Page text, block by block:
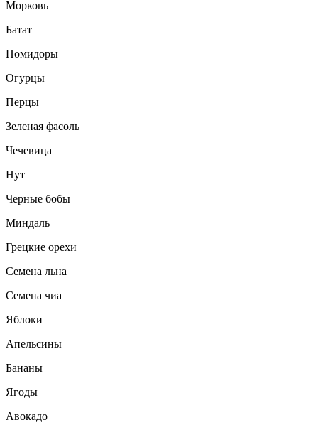
Морковь
Батат
Помидоры
Огурцы
Перцы
Зеленая фасоль
Чечевица
Нут
Черные бобы
Миндаль
Грецкие орехи
Семена льна
Семена чиа
Яблоки
Апельсины
Бананы
Ягоды
Авокадо